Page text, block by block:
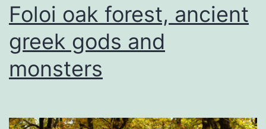
Foloi oak forest, ancient
greek gods and
monsters